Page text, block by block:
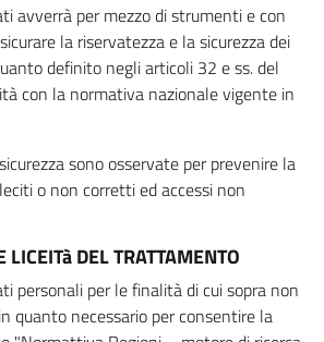
avverrà per mezzo di strumenti e con
la riservatezza e la sicurezza dei
definito negli articoli 32 e ss. del
con la normativa nazionale vigente in
sono osservate per prevenire la
o non corretti ed accessi non
LICEITà DEL TRATTAMENTO
personali per le finalità di cui sopra non
quanto necessario per consentire la